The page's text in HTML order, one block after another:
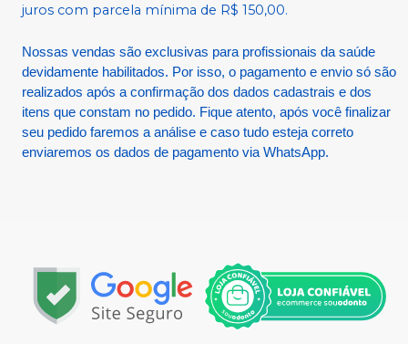
juros com parcela mínima de R$ 150,00.
Nossas vendas são exclusivas para profissionais da saúde
devidamente habilitados. Por isso, o pagamento e envio só são
realizados após a confirmação dos dados cadastrais e dos
itens que constam no pedido. Fique atento, após você finalizar
seu pedido faremos a análise e caso tudo esteja correto
enviaremos os dados de pagamento via WhatsApp.